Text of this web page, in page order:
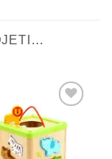
Sačuvaj
proizvod